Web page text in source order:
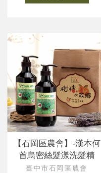
【石岡區農會】-漢本何
首烏密絲髮漾洗髮精
臺中市石岡區農會